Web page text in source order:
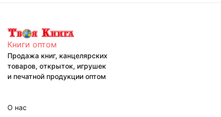
Книги оптом
Продажа книг, канцелярских
товаров, открыток, игрушек
и печатной продукции оптом
О нас